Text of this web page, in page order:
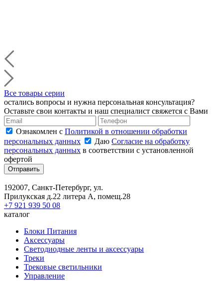
Все товары серии
остались вопросы и нужна персональная консультация?
Оставьте свои контакты и наш специалист свяжется с Вами
Ознакомлен с Политикой в отношении обработки
персональных данных
Даю Согласие на обработку
персональных данных в соответствии с установленной
офертой
Отправить
192007, Санкт-Петербург, ул.
Прилукская д.22 литера А, помещ.28
+7 921 939 50 08
каталог
Блоки Питания
Аксессуары
Светодиодные ленты и аксессуары
Треки
Трековые светильники
Управление